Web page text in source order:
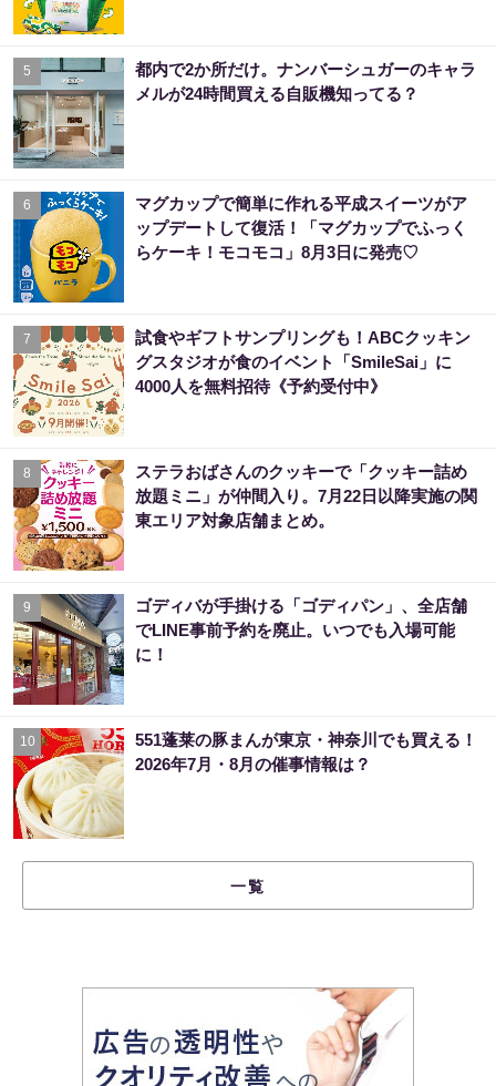
5
都内で2か所だけ。ナンバーシュガーのキャラ
メルが24時間買える自販機知ってる？
6
マグカップで簡単に作れる平成スイーツがア
ップデートして復活！「マグカップでふっく
らケーキ！モコモコ」8月3日に発売♡
7
試食やギフトサンプリングも！ABCクッキン
グスタジオが食のイベント「SmileSai」に
4000人を無料招待《予約受付中》
8
ステラおばさんのクッキーで「クッキー詰め
放題ミニ」が仲間入り。7月22日以降実施の関
東エリア対象店舗まとめ。
9
ゴディバが手掛ける「ゴディパン」、全店舗
でLINE事前予約を廃止。いつでも入場可能
に！
10
551蓬莱の豚まんが東京・神奈川でも買える！
2026年7月・8月の催事情報は？
一覧